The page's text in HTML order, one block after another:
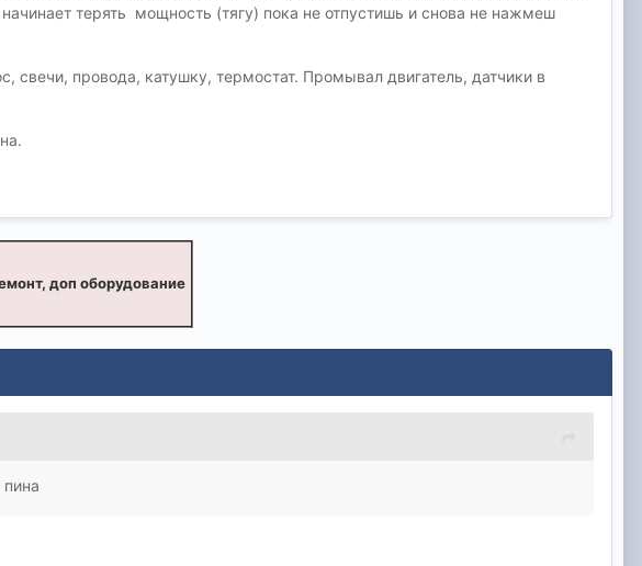
терять мощность (тягу) пока не отпустишь и снова не нажмеш
провода, катушку, термостат. Промывал двигатель, датчики в
доп оборудование